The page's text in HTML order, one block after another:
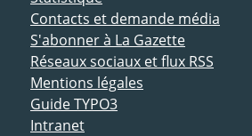
Contacts et demande média
S'abonner à La Gazette
Réseaux sociaux et flux RSS
Mentions légales
Guide TYPO3
Intranet